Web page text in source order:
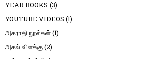
YEAR BOOKS (3)
YOUTUBE VIDEOS (1)
அகராதி நூல்கள்(1)
அகல் விளக்கு(2)